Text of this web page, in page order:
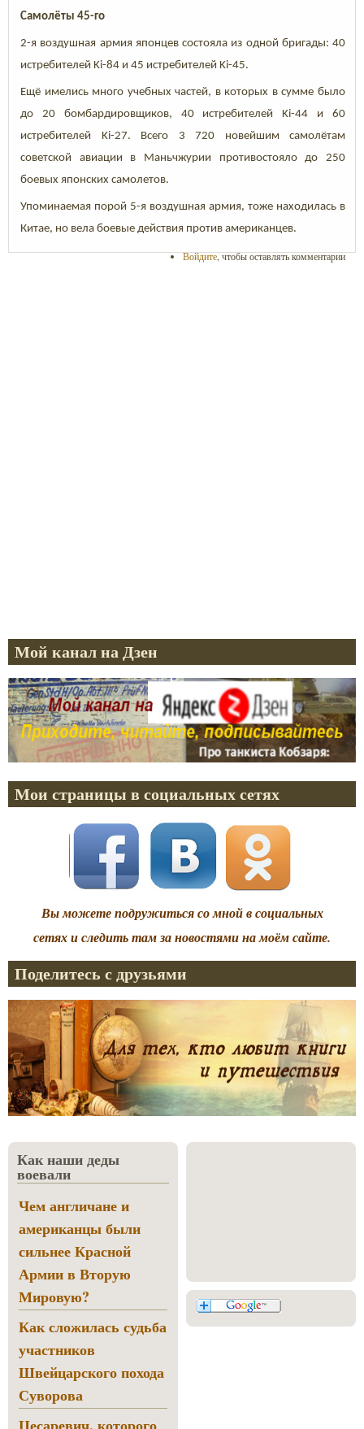
Самолёты 45-го
2-я воздушная армия японцев состояла из одной бригады: 40
истребителей Ki-84 и 45 истребителей Ki-45.
Ещё имелись много учебных частей, в которых в сумме было
до 20 бомбардировщиков, 40 истребителей Ki-44 и 60
истребителей Ki-27. Всего 3 720 новейшим самолётам
советской авиации в Маньчжурии противостояло до 250
боевых японских самолетов.
Упоминаемая порой 5-я воздушная армия, тоже находилась в
Китае, но вела боевые действия против американцев.
Войдите, чтобы оставлять комментарии
Мой канал на Дзен
Мои страницы в социальных сетях
Вы можете подружиться со мной в социальных
сетях и следить там за новостями на моём сайте.
Поделитесь с друзьями
Как наши деды
воевали
Чем англичане и
американцы были
сильнее Красной
Армии в Вторую
Мировую?
Как сложилась судьба
участников
Швейцарского похода
Суворова